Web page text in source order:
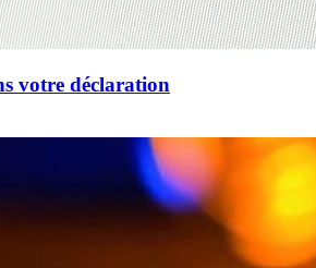
votre déclaration